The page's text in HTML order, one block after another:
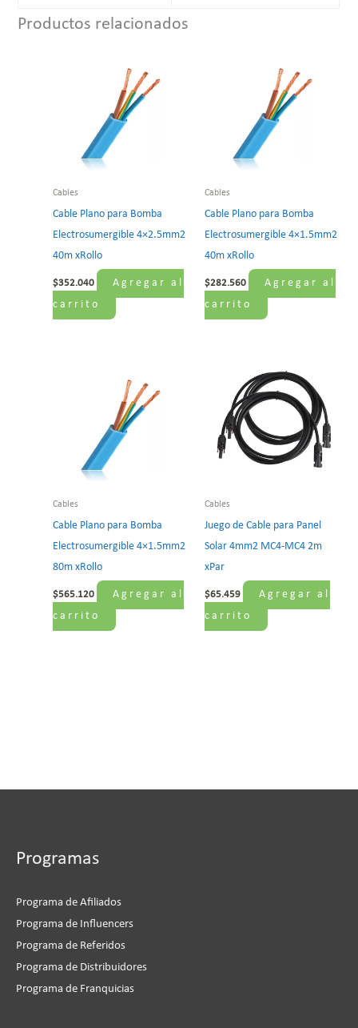
Productos relacionados
Cables
Cable Plano para Bomba
Electrosumergible 4×2.5mm2
40m xRollo
$352.040
Agregar al
carrito
Cables
Cable Plano para Bomba
Electrosumergible 4×1.5mm2
40m xRollo
$282.560
Agregar al
carrito
Cables
Cable Plano para Bomba
Electrosumergible 4×1.5mm2
80m xRollo
$565.120
Agregar al
carrito
Cables
Juego de Cable para Panel
Solar 4mm2 MC4-MC4 2m
xPar
$65.459
Agregar al
carrito
Programas
Programa de Afiliados
Programa de Influencers
Programa de Referidos
Programa de Distribuidores
Programa de Franquicias